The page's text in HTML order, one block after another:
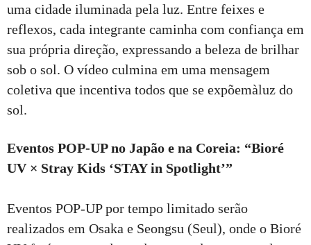
uma cidade iluminada pela luz. Entre feixes e
reflexos, cada integrante caminha com confiança em
sua própria direção, expressando a beleza de brilhar
sob o sol. O vídeo culmina em uma mensagem
coletiva que incentiva todos que se expõemàluz do
sol.
Eventos POP-UP no Japão e na Coreia: “Bioré
UV × Stray Kids ‘STAY in Spotlight’”
Eventos POP-UP por tempo limitado serão
realizados em Osaka e Seongsu (Seul), onde o Bioré